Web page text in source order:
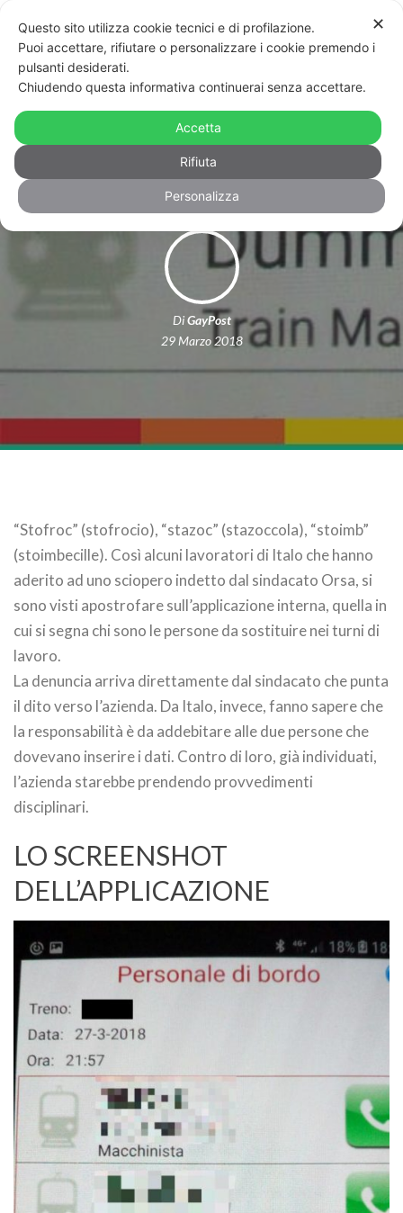
Insulti omofobi e sessisti a chi
sciopera sull’app interna di Italo
DiGayPost
29 Marzo 2018
“Stofroc” (stofrocio), “stazoc” (stazoccola), “stoimb”
(stoimbecille). Così alcuni lavoratori di Italo che hanno
aderito ad uno sciopero indetto dal sindacato Orsa, si
sono visti apostrofare sull’applicazione interna, quella in
cui si segna chi sono le persone da sostituire nei turni di
lavoro.
La denuncia arriva direttamente dal sindacato che punta
il dito verso l’azienda. Da Italo, invece, fanno sapere che
la responsabilità è da addebitare alle due persone che
dovevano inserire i dati. Contro di loro, già individuati,
l’azienda starebbe prendendo provvedimenti
disciplinari.
LO SCREENSHOT
DELL’APPLICAZIONE
✕
Questo sito utilizza cookie tecnici e di profilazione.
Puoi accettare, rifiutare o personalizzare i cookie premendo i
pulsanti desiderati.
Chiudendo questa informativa continuerai senza accettare.
Accetta
Rifiuta
Personalizza